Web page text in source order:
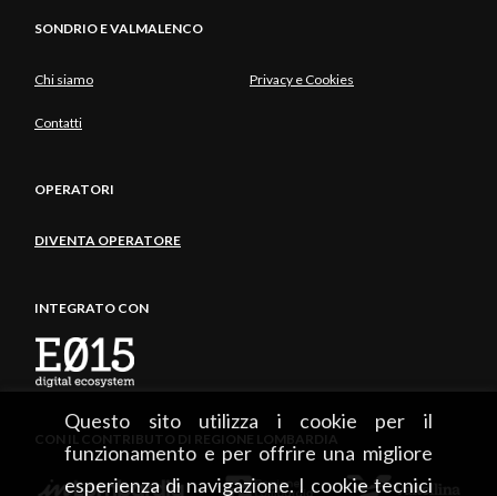
Questo sito utilizza i cookie per il
funzionamento e per offrire una migliore
esperienza di navigazione. I cookie tecnici
SONDRIO E VALMALENCO
Chi siamo Privacy e Cookies
Contatti
OPERATORI
DIVENTA OPERATORE
INTEGRATO CON
CON IL CONTRIBUTO DI REGIONE LOMBARDIA